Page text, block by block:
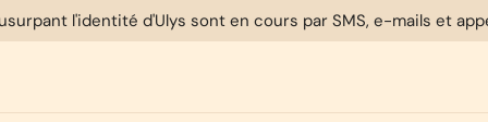
l'identité d'Ulys sont en cours par SMS, e-mails et